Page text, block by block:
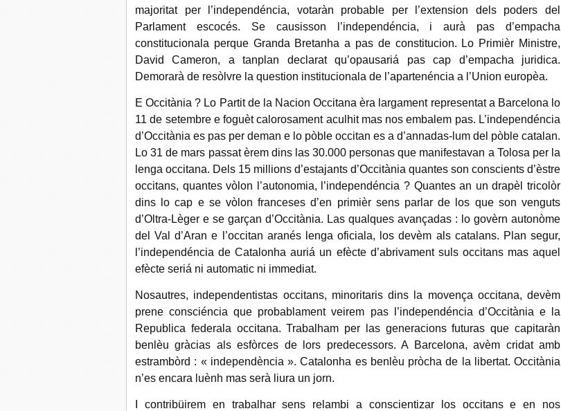
majoritat per l’independéncia, votaràn probable per l’extension dels poders del
Parlament escocés. Se causisson l’independéncia, i aurà pas d’empacha
constitucionala perque Granda Bretanha a pas de constitucion. Lo Primièr Ministre,
David Cameron, a tanplan declarat qu’opausariá pas cap d’empacha juridica.
Demorarà de resòlvre la question institucionala de l’apartenéncia a l’Union europèa.
E Occitània ? Lo Partit de la Nacion Occitana èra largament representat a Barcelona lo
11 de setembre e foguèt calorosament aculhit mas nos embalem pas. L’independéncia
d’Occitània es pas per deman e lo pòble occitan es a d’annadas‐lum del pòble catalan.
Lo 31 de mars passat èrem dins las 30.000 personas que manifestavan a Tolosa per la
lenga occitana. Dels 15 millions d’estajants d’Occitània quantes son conscients d’èstre
occitans, quantes vòlon l’autonomia, l’independéncia ? Quantes an un drapèl tricolòr
dins lo cap e se vòlon franceses d’en primièr sens parlar de los que son venguts
d’Oltra‐Lèger e se garçan d’Occitània. Las qualques avançadas : lo govèrn autonòme
del Val d’Aran e l’occitan aranés lenga oficiala, los devèm als catalans. Plan segur,
l’independéncia de Catalonha auriá un efècte d’abrivament suls occitans mas aquel
efècte seriá ni automatic ni immediat.
Nosautres, independentistas occitans, minoritaris dins la movença occitana, devèm
prene consciéncia que probablament veirem pas l’independéncia d’Occitània e la
Republica federala occitana. Trabalham per las generacions futuras que capitaràn
benlèu gràcias als esfòrces de lors predecessors. A Barcelona, avèm cridat amb
estrambòrd : « independència ». Catalonha es benlèu pròcha de la libertat. Occitània
n’es encara luènh mas serà liura un jorn.
I contribüirem en trabalhar sens relambi a conscientizar los occitans e en nos